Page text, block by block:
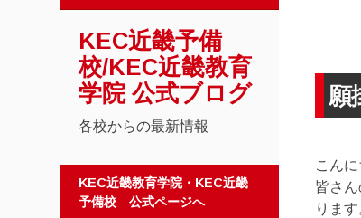
KEC近畿予備
校/KEC近畿教育
学院 公式ブログ
各校からの最新情報
コンテンツへスキップ
KEC近畿教育学院・KEC近畿
予備校 公式ページへ
願
こん
皆さ
ります